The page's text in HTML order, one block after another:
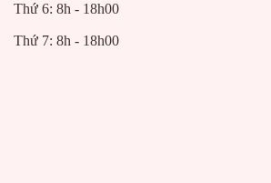
Thứ 6: 8h - 18h00
Thứ 7: 8h - 18h00